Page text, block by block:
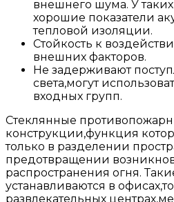
внешнего шума. У
хорошие показатели
тепловой изоляции.
Стойкость к
внешних факторов.
Не задерживают
света,могут
входных групп.
Стеклянные
конструкции,функция
только в разделении
предотвращении
распространения огня.
устанавливаются в
развлекательных